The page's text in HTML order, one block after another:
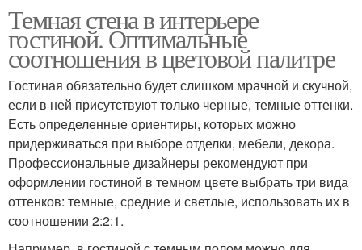
Темная стена в интерьере
гостиной. Оптимальные
соотношения в цветовой палитре
Гостиная обязательно будет слишком мрачной и скучной,
если в ней присутствуют только черные, темные оттенки.
Есть определенные ориентиры, которых можно
придерживаться при выборе отделки, мебели, декора.
Профессиональные дизайнеры рекомендуют при
оформлении гостиной в темном цвете выбрать три вида
оттенков: темные, средние и светлые, использовать их в
соотношении 2:2:1.